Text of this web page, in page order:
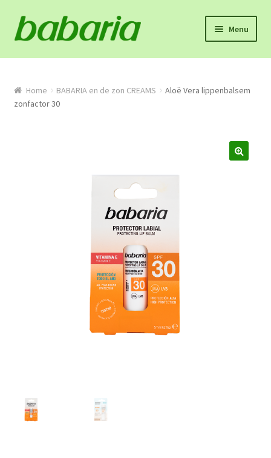
Skip
to
Skip
to
Menu
Home
Winkel
Home BABARIA en de zon CREAMS
Aloë Vera lippenbalsem
zonfactor 30